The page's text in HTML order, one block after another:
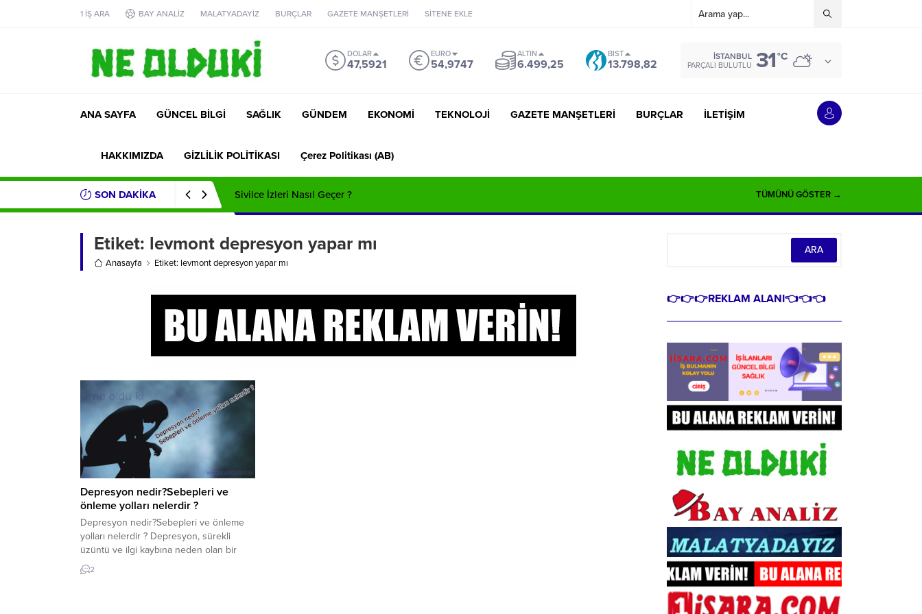
1 İŞ ARA BAY ANALİZ MALATYADAYİZ BURÇLAR GAZETE MANŞETLERİ SİTENE EKLE
DOLAR
47,5921
EURO
54,9747
ALTIN
6.499,25
BIST
13.798,82
İSTANBUL
PARÇALI BULUTLU 31°C
ANA SAYFA GÜNCEL BİLGİ SAĞLIK GÜNDEM EKONOMİ TEKNOLOJİ GAZETE MANŞETLERİ BURÇLAR İLETİŞİM
HAKKIMIZDA GİZLİLİK POLİTİKASI Çerez Politikası (AB)
SON DAKİKA Sivilce İzleri Nasıl Geçer ? TÜMÜNÜ GÖSTER →
Etiket: levmont depresyon yapar mı
Anasayfa Etiket: levmont depresyon yapar mı
Depresyon nedir?Sebepleri ve
önleme yolları nelerdir ?
Depresyon nedir?Sebepleri ve önleme
yolları nelerdir ? Depresyon, sürekli
üzüntü ve ilgi kaybına neden olan bir
duygu durum bozukluğudur. Depresyon
ayrıca majör depresyon veya klinik
2
👉👉👉REKLAM ALANI👈👈👈